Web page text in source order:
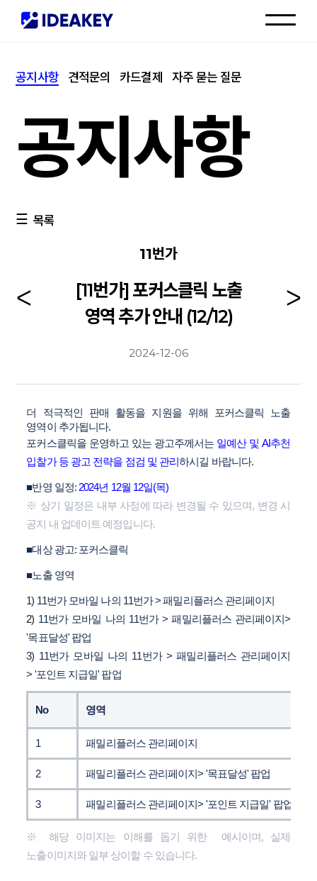
고객센터
공지사항 견적문의 카드결제 자주 묻는 질문
공지사항
목록
11번가
[11번가] 포커스클릭 노출
영역 추가 안내 (12/12)
2024-12-06
더 적극적인 판매 활동을 지원을 위해 포커스클릭 노출
영역이 추가됩니다.
포커스클릭을 운영하고 있는 광고주께서는 일예산 및 AI추천
입찰가 등 광고 전략을 점검 및 관리하시길 바랍니다.
■반영 일정: 2024년 12월 12일(목)
※ 상기 일정은 내부 사정에 따라 변경될 수 있으며, 변경 시
공지 내 업데이트 예정입니다.
■대상 광고: 포커스클릭
■노출 영역
1) 11번가 모바일 나의 11번가 > 패밀리플러스 관리페이지
2) 11번가 모바일 나의 11번가 >패밀리플러스 관리페이지>
'목표달성' 팝업
3) 11번가 모바일 나의 11번가 >패밀리플러스 관리페이지
> '포인트 지급일' 팝업
No 영역
1 패밀리플러스 관리페이지
2 패밀리플러스 관리페이지> '목표달성' 팝업
3 패밀리플러스 관리페이지> '포인트 지급일' 팝업
※ 해당 이미지는 이해를 돕기 위한 예시이며, 실제
노출이미지와 일부 상이할 수 있습니다.